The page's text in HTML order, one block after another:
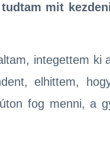
mit
integettem ki
elhittem,
fog menni, a